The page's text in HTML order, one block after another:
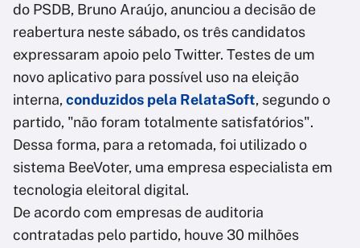
do PSDB, Bruno Araújo, anunciou a decisão de
reabertura neste sábado, os três candidatos
expressaram apoio pelo Twitter. Testes de um
novo aplicativo para possível uso na eleição
interna, conduzidos pela RelataSoft, segundo o
partido, "não foram totalmente satisfatórios".
Dessa forma, para a retomada, foi utilizado o
sistema BeeVoter, uma empresa especialista em
tecnologia eleitoral digital.
De acordo com empresas de auditoria
contratadas pelo partido, houve 30 milhões